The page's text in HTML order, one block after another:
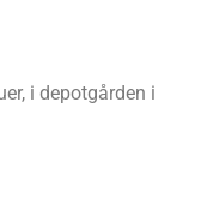
i depotgården i